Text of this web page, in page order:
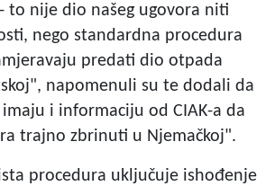
to nije dio našeg ugovora niti
nego standardna procedura
predati dio otpada
napomenuli su te dodali da
i informaciju od CIAK-a da
trajno zbrinuti u Njemačkoj".
procedura uključuje ishođenje